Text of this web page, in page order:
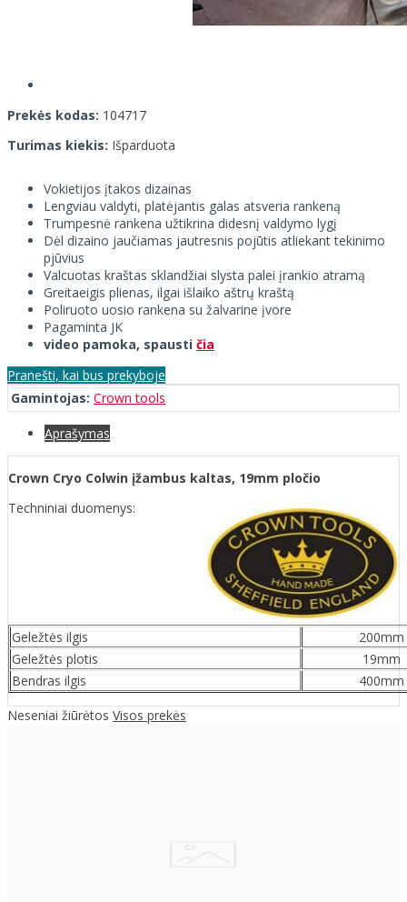
Prekės kodas: 104717
Turimas kiekis: Išparduota
Vokietijos įtakos dizainas
Lengviau valdyti, platėjantis galas atsveria rankeną
Trumpesnė rankena užtikrina didesnį valdymo lygį
Dėl dizaino jaučiamas jautresnis pojūtis atliekant tekinimo
pjūvius
Valcuotas kraštas sklandžiai slysta palei įrankio atramą
Greitaeigis plienas, ilgai išlaiko aštrų kraštą
Poliruoto uosio rankena su žalvarine įvore
Pagaminta JK
video pamoka, spausti čia
Pranešti, kai bus prekyboje
Gamintojas: Crown tools
Aprašymas
Crown Cryo Colwin įžambus kaltas, 19mm pločio
Techniniai duomenys:
Geležtės ilgis
200mm
Geležtės plotis
19mm
Bendras ilgis
400mm
Neseniai žiūrėtos Visos prekės